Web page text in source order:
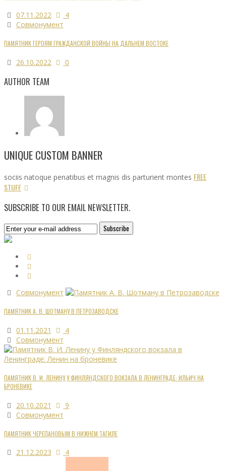
07.11.2022
4
Совмонумент
ПАМЯТНИК ГЕРОЯМ ГРАЖДАНСКОЙ ВОЙНЫ НА ДАЛЬНЕМ ВОСТОКЕ
26.10.2022 0
AUTHOR TEAM
UNIQUE CUSTOM BANNER
sociis natoque penatibus et magnis dis parturient montes FREE
STUFF
SUBSCRIBE TO OUR EMAIL NEWSLETTER.
Совмонумент
ПАМЯТНИК А. В. ШОТМАНУ В ПЕТРОЗАВОДСКЕ
01.11.2021
4
Совмонумент
ПАМЯТНИК В. И. ЛЕНИНУ У ФИНЛЯНДСКОГО ВОКЗАЛА В ЛЕНИНГРАДЕ: ИЛЬИЧ НА
БРОНЕВИКЕ
20.10.2021
9
Совмонумент
ПАМЯТНИК ЧЕРЕПАНОВЫМ В НИЖНЕМ ТАГИЛЕ
21.12.2023 4